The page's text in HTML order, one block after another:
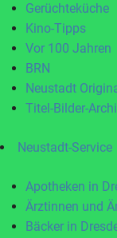
Gerüchteküche
Kino-Tipps
Vor 100 Jahren
BRN
Neustadt
Titel-Bilder-
Neustadt-Service
Apotheken in
Ärztinnen und
Bäcker in